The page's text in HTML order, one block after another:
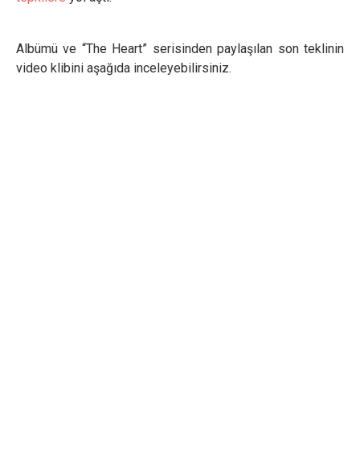
Albümü ve “The Heart” serisinden paylaşılan son teklinin
video klibini aşağıda inceleyebilirsiniz.